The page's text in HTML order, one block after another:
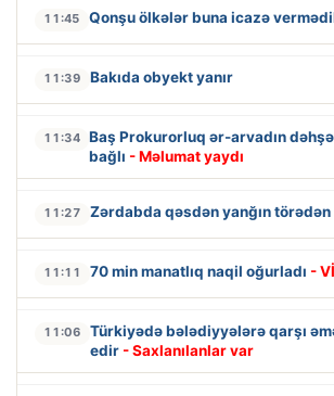
11:45 Qonşu ölkələr buna icazə
11:39 Bakıda obyekt yanır
11:34 Baş Prokurorluq ər-arvadın
bağlı - Məlumat yaydı
11:27 Zərdabda qəsdən yanğın
11:11 70 min manatlıq naqil oğurladı -
11:06
Türkiyədə bələdiyyələrə qarşı
edir - Saxlanılanlar var